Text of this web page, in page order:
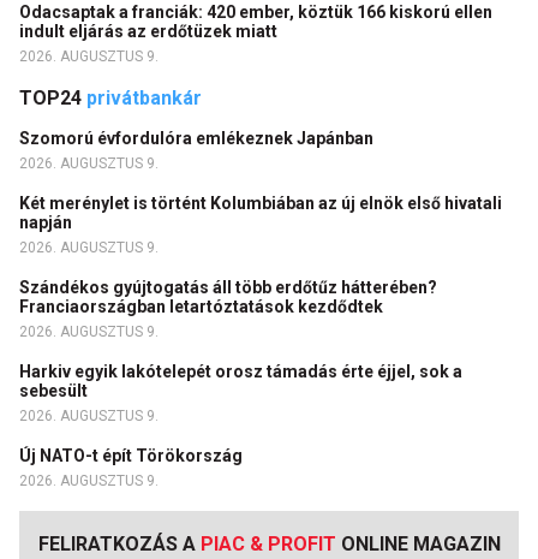
Odacsaptak a franciák: 420 ember, köztük 166 kiskorú ellen
indult eljárás az erdőtüzek miatt
2026. AUGUSZTUS 9.
TOP24 privátbankár
Szomorú évfordulóra emlékeznek Japánban
2026. AUGUSZTUS 9.
Két merénylet is történt Kolumbiában az új elnök első hivatali
napján
2026. AUGUSZTUS 9.
Szándékos gyújtogatás áll több erdőtűz hátterében?
Franciaországban letartóztatások kezdődtek
2026. AUGUSZTUS 9.
Harkiv egyik lakótelepét orosz támadás érte éjjel, sok a
sebesült
2026. AUGUSZTUS 9.
Új NATO-t épít Törökország
2026. AUGUSZTUS 9.
FELIRATKOZÁS A PIAC & PROFIT ONLINE MAGAZIN